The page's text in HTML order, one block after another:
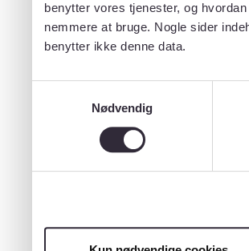
benytter vores tjenester, og
nemmere at bruge. Nogle sider
benytter ikke denne data.
Nødvendig